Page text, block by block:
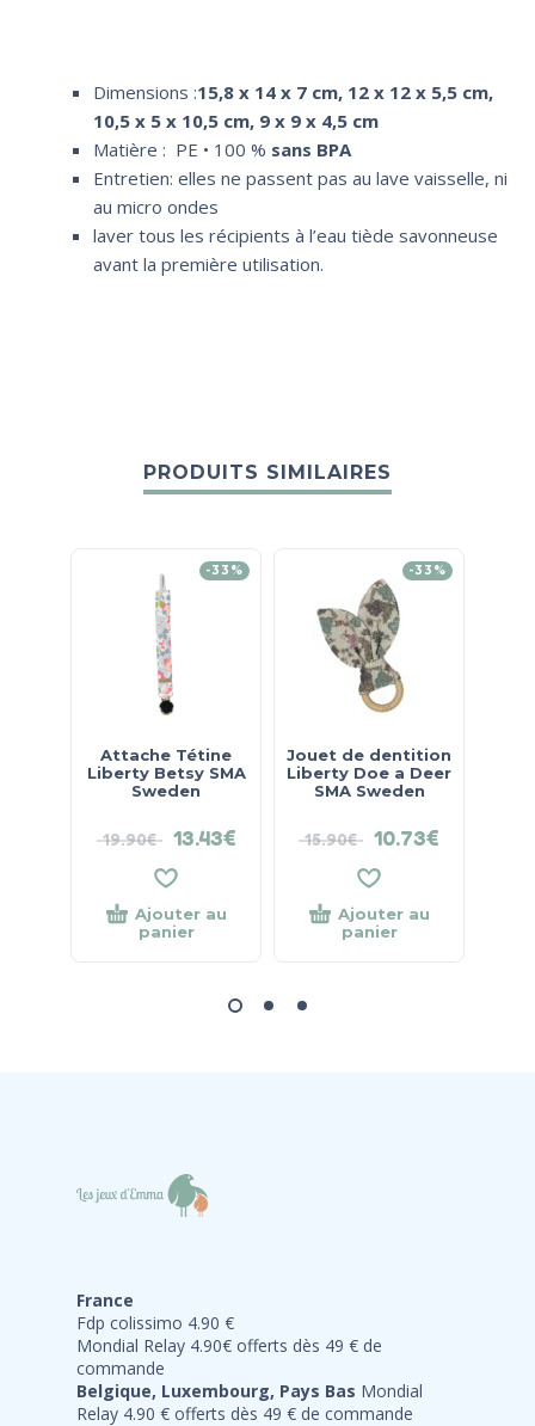
Dimensions :15,8 x 14 x 7 cm, 12 x 12 x 5,5 cm,
10,5 x 5 x 10,5 cm, 9 x 9 x 4,5 cm
Matière : PE • 100 % sans BPA
Entretien: elles ne passent pas au lave vaisselle, ni
au micro ondes
laver tous les récipients à l’eau tiède savonneuse
avant la première utilisation.
PRODUITS SIMILAIRES
-33%
Attache Tétine
Liberty Betsy SMA
Sweden
19.90€ 13.43€
Ajouter au
panier
-33%
Jouet de dentition
Liberty Doe a Deer
SMA Sweden
15.90€ 10.73€
Ajouter au
panier
France
Fdp colissimo 4.90 €
Mondial Relay 4.90€ offerts dès 49 € de
commande
Belgique, Luxembourg, Pays Bas Mondial
Relay 4.90 € offerts dès 49 € de commande